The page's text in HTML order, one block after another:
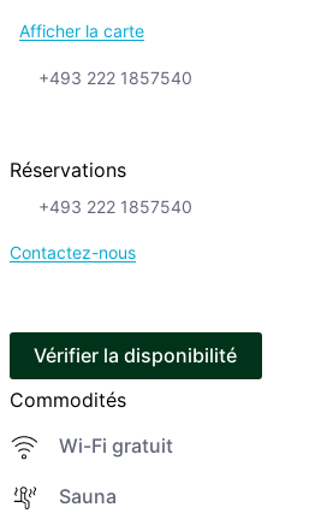
Afficher la carte
+493 222 1857540
Réservations
+493 222 1857540
Contactez-nous
Vérifier la disponibilité
Commodités
Wi-Fi gratuit
Sauna